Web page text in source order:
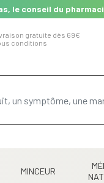
le conseil du
gratuite dès 69€
conditions
MINCEUR